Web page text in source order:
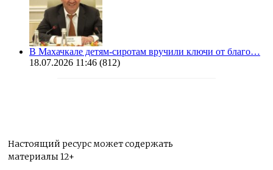
В Махачкале детям-сиротам вручили ключи от благо…
18.07.2026 11:46 (812)
Настоящий ресурс может содержать
материалы 12+